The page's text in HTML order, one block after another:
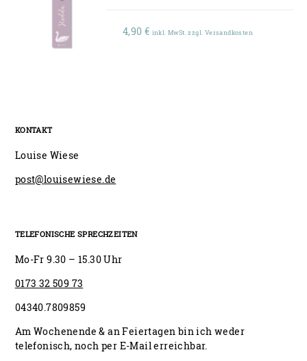
4,90 € inkl. MwSt. zzgl. Versandkosten
KONTAKT
Louise Wiese
post@louisewiese.de
TELEFONISCHE SPRECHZEITEN
Mo-Fr 9.30 – 15.30 Uhr
0173 32 509 73
04340.7809859
Am Wochenende & an Feiertagen bin ich weder
telefonisch, noch per E-Mail erreichbar.